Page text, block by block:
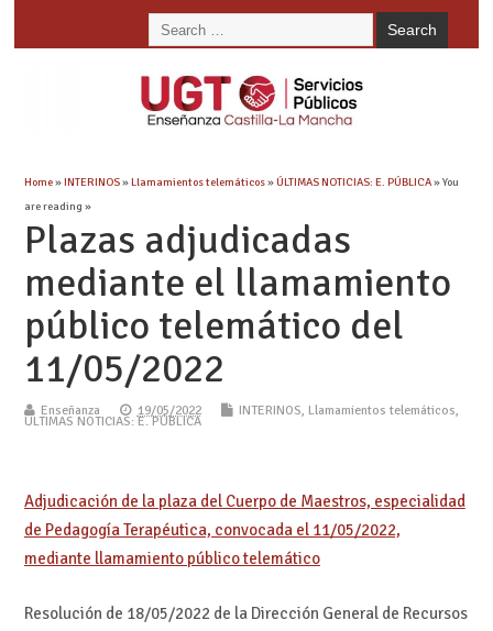
Home»INTERINOS»Llamamientos telemáticos»ÚLTIMAS NOTICIAS: E. PÚBLICA» You
are reading »
Plazas adjudicadas
mediante el llamamiento
público telemático del
11/05/2022
Enseñanza 19/05/2022 INTERINOS, Llamamientos telemáticos,
ÚLTIMAS NOTICIAS: E. PÚBLICA
Adjudicación de la plaza del Cuerpo de Maestros, especialidad
de Pedagogía Terapéutica, convocada el 11/05/2022,
mediante llamamiento público telemático
Resolución de 18/05/2022 de la Dirección General de Recursos